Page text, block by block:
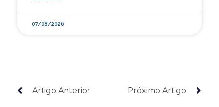
07/08/2026
Artigo Anterior Próximo Artigo